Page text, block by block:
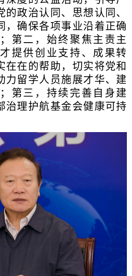
政治认同、思想认同、
，确保各项事业沿着正确
第二，始终聚焦主责主
提供创业支持、成果转
在在的帮助，切实将党和
力留学人员施展才华、建
第三，持续完善自身建
治理护航基金会健康可持